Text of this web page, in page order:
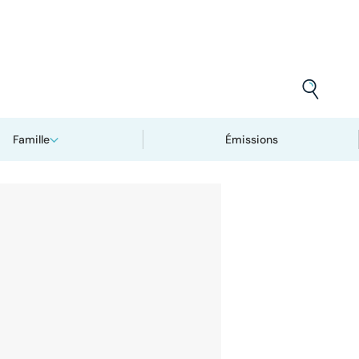
Famille Émissions